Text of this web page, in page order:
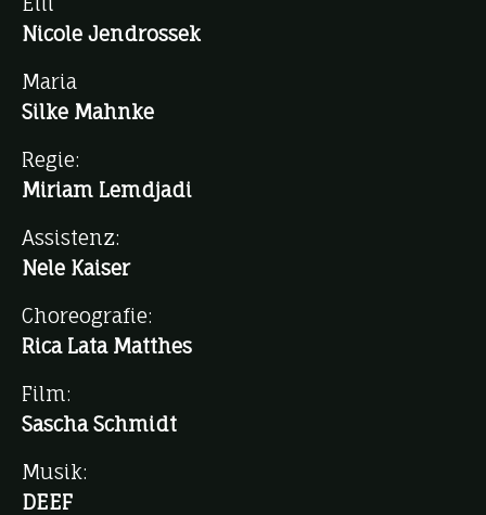
Nicole Jendrossek
Maria
Silke Mahnke
Regie:
Miriam Lemdjadi
Assistenz:
Nele Kaiser
Choreografie:
Rica Lata Matthes
Film:
Sascha Schmidt
Musik:
DEEF